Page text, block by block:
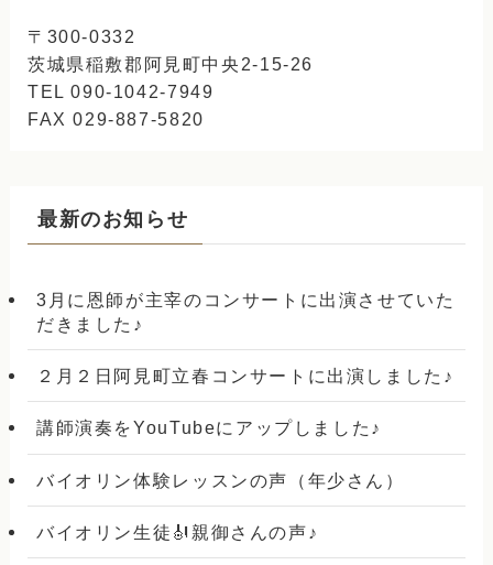
〒300-0332
茨城県稲敷郡阿見町中央2-15-26
TEL 090-1042-7949
FAX 029-887-5820
最新のお知らせ
3月に恩師が主宰のコンサートに出演させていた
だきました♪
２月２日阿見町立春コンサートに出演しました♪
講師演奏をYouTubeにアップしました♪
バイオリン体験レッスンの声（年少さん）
バイオリン生徒🎻親御さんの声♪